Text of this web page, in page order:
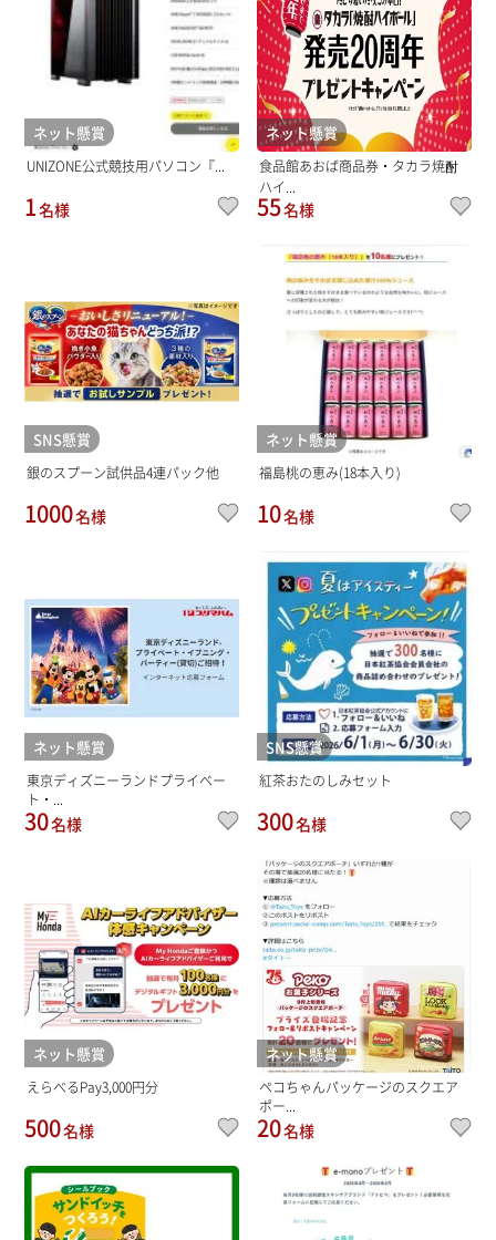
ネット懸賞
UNIZONE公式競技用パソコン『...
1名様
ネット懸賞
食品館あおば商品券・タカラ焼酎
ハイ...
55名様
SNS懸賞
銀のスプーン試供品4連パック他
1000名様
ネット懸賞
福島桃の恵み(18本入り)
10名様
ネット懸賞
東京ディズニーランドプライベー
ト・...
30名様
SNS懸賞
紅茶おたのしみセット
300名様
ネット懸賞
えらべるPay3,000円分
500名様
ネット懸賞
ペコちゃんパッケージのスクエア
ポー...
20名様